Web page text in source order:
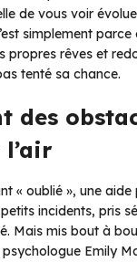
de vous voir
simplement
propres rêves et
tenté sa chance.
des
« oublié », une
incidents, pris
Mais mis bout à
psychologue Emily